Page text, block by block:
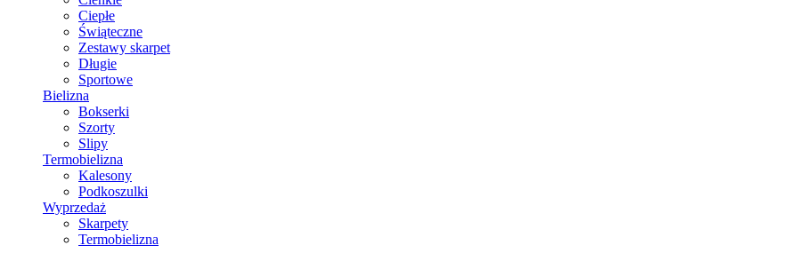
Ciepłe
Świąteczne
Zestawy skarpet
Długie
Sportowe
Bielizna
Bokserki
Szorty
Slipy
Termobielizna
Kalesony
Podkoszulki
Wyprzedaż
Skarpety
Termobielizna